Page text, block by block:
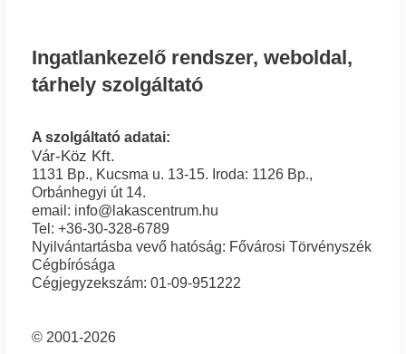
Ingatlankezelő rendszer, weboldal,
tárhely szolgáltató
A szolgáltató adatai:
Vár-Köz Kft.
1131 Bp., Kucsma u. 13-15. Iroda: 1126 Bp.,
Orbánhegyi út 14.
email: info@lakascentrum.hu
Tel: +36-30-328-6789
Nyilvántartásba vevő hatóság: Fővárosi Törvényszék
Cégbírósága
Cégjegyzekszám: 01-09-951222
© 2001-2026